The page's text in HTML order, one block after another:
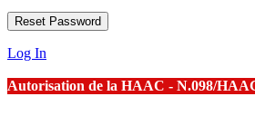
Log In
Autorisation de la HAAC - N.098/